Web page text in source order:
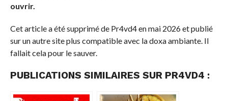
ouvrir.
Cet article a été supprimé de Pr4vd4 en mai 2026 et publié
sur un autre site plus compatible avec la doxa ambiante. Il
fallait cela pour le sauver.
PUBLICATIONS SIMILAIRES SUR PR4VD4 :